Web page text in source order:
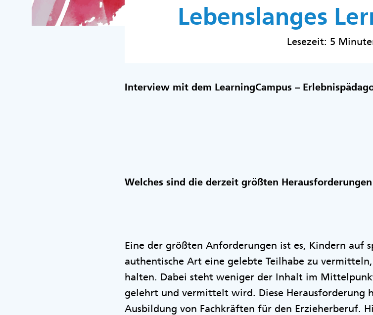
Lebenslanges
Lesezeit: 5
Interview mit dem LearningCampus –
Welches sind die derzeit größten
Eine der größten Anforderungen ist es, Kindern auf
authentische Art eine gelebte Teilhabe zu
halten. Dabei steht weniger der Inhalt im
gelehrt und vermittelt wird. Diese Herausforderung
Ausbildung von Fachkräften für den Erzieherberuf.